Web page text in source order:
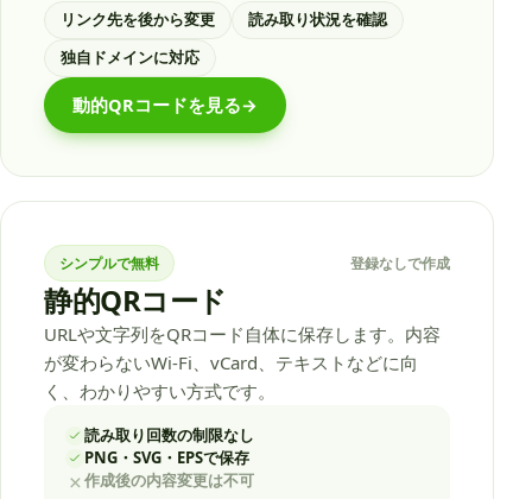
リンク先を後から変更
読み取り状況を確認
独自ドメインに対応
動的QRコードを見る→
シンプルで無料 登録なしで作成
静的QRコード
URLや文字列をQRコード自体に保存します。内容
が変わらないWi-Fi、vCard、テキストなどに向
く、わかりやすい方式です。
読み取り回数の制限なし
PNG・SVG・EPSで保存
×作成後の内容変更は不可